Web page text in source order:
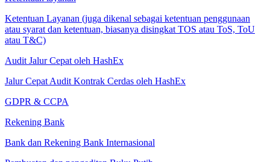
Ketentuan Layanan (juga dikenal sebagai ketentuan penggunaan
atau syarat dan ketentuan, biasanya disingkat TOS atau ToS, ToU
atau T&C)
Audit Jalur Cepat oleh HashEx
Jalur Cepat Audit Kontrak Cerdas oleh HashEx
GDPR & CCPA
Rekening Bank
Bank dan Rekening Bank Internasional